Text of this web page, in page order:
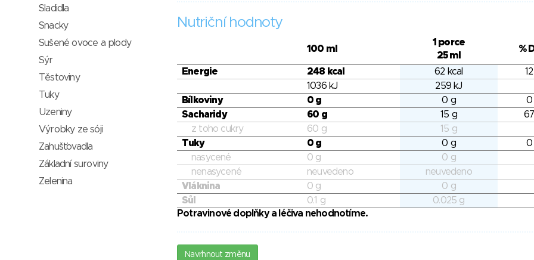
Nutriční hodnoty
100 ml
1 porce
25 ml
%
Energie 248 kcal 62 kcal
1036 kJ
259 kJ
Bílkoviny
0 g 0 g
0
Sacharidy
60 g 15 g
z toho cukry
60 g
15 g
Tuky
0 g 0 g
0
nasycené
0 g
0 g
nenasycené
neuvedeno
neuvedeno
Vláknina
0 g
0 g
Sůl
0.1 g
0.025 g
Potravinové doplňky a léčiva nehodnotíme.
Navrhnout změnu
Sladidla
Snacky
Sušené ovoce a plody
Sýr
Těstoviny
Tuky
Uzeniny
Výrobky ze sóji
Zahušťovadla
Základní suroviny
Zelenina